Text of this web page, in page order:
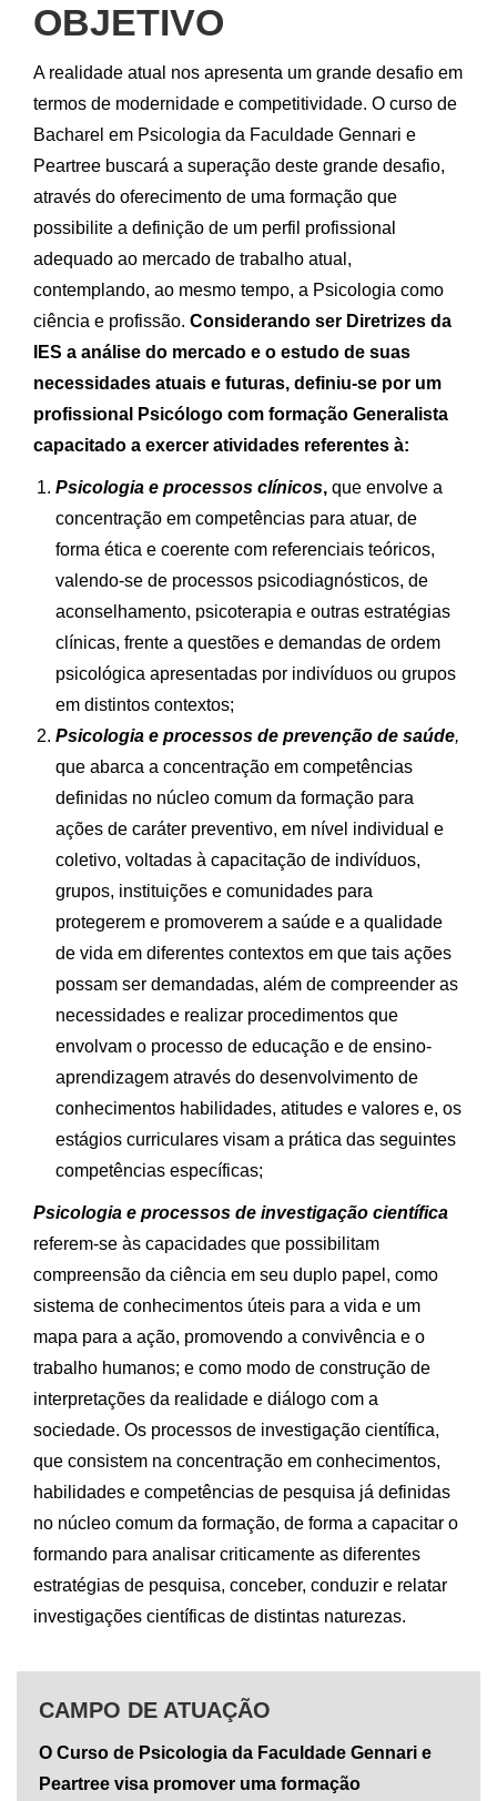
OBJETIVO
A realidade atual nos apresenta um grande desafio em
termos de modernidade e competitividade. O curso de
Bacharel em Psicologia da Faculdade Gennari e
Peartree buscará a superação deste grande desafio,
através do oferecimento de uma formação que
possibilite a definição de um perfil profissional
adequado ao mercado de trabalho atual,
contemplando, ao mesmo tempo, a Psicologia como
ciência e profissão. Considerando ser Diretrizes da
IES a análise do mercado e o estudo de suas
necessidades atuais e futuras, definiu-se por um
profissional Psicólogo com formação Generalista
capacitado a exercer atividades referentes à:
Psicologia e processos clínicos, que envolve a
concentração em competências para atuar, de
forma ética e coerente com referenciais teóricos,
valendo-se de processos psicodiagnósticos, de
aconselhamento, psicoterapia e outras estratégias
clínicas, frente a questões e demandas de ordem
psicológica apresentadas por indivíduos ou grupos
em distintos contextos;
Psicologia e processos de prevenção de saúde,
que abarca a concentração em competências
definidas no núcleo comum da formação para
ações de caráter preventivo, em nível individual e
coletivo, voltadas à capacitação de indivíduos,
grupos, instituições e comunidades para
protegerem e promoverem a saúde e a qualidade
de vida em diferentes contextos em que tais ações
possam ser demandadas, além de compreender as
necessidades e realizar procedimentos que
envolvam o processo de educação e de ensino-
aprendizagem através do desenvolvimento de
conhecimentos habilidades, atitudes e valores e, os
estágios curriculares visam a prática das seguintes
competências específicas;
Psicologia e processos de investigação científica
referem-se às capacidades que possibilitam
compreensão da ciência em seu duplo papel, como
sistema de conhecimentos úteis para a vida e um
mapa para a ação, promovendo a convivência e o
trabalho humanos; e como modo de construção de
interpretações da realidade e diálogo com a
sociedade. Os processos de investigação científica,
que consistem na concentração em conhecimentos,
habilidades e competências de pesquisa já definidas
no núcleo comum da formação, de forma a capacitar o
formando para analisar criticamente as diferentes
estratégias de pesquisa, conceber, conduzir e relatar
investigações científicas de distintas naturezas.
CAMPO DE ATUAÇÃO
O Curso de Psicologia da Faculdade Gennari e
Peartree visa promover uma formação